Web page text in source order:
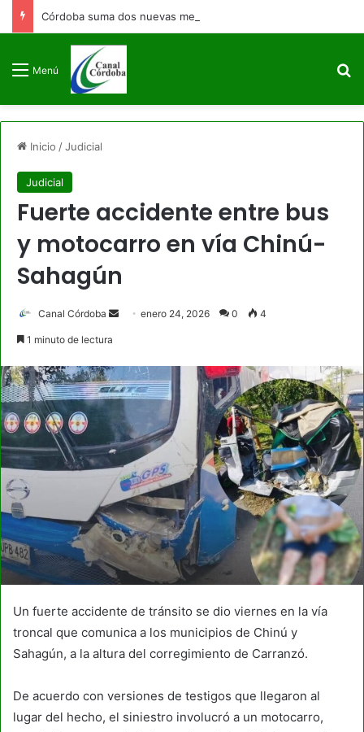
Menú
Inicio /Judicial
Judicial
Fuerte accidente entre bus
y motocarro en vía Chinú-
Sahagún
Canal Córdoba
Sendenero 24, 2026 0 4
1 minuto de lectura
Un fuerte accidente de tránsito se dio viernes en la vía
troncal que comunica a los municipios de Chinú y
Sahagún, a la altura del corregimiento de Carranzó.
De acuerdo con versiones de testigos que llegaron al
lugar del hecho, el siniestro involucró a un motocarro,